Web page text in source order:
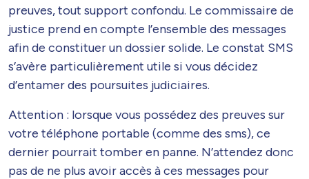
preuves, tout support confondu. Le commissaire de
justice prend en compte l’ensemble des messages
afin de constituer un dossier solide. Le constat SMS
s’avère particulièrement utile si vous décidez
d’entamer des poursuites judiciaires.
Attention : lorsque vous possédez des preuves sur
votre téléphone portable (comme des sms), ce
dernier pourrait tomber en panne. N’attendez donc
pas de ne plus avoir accès à ces messages pour